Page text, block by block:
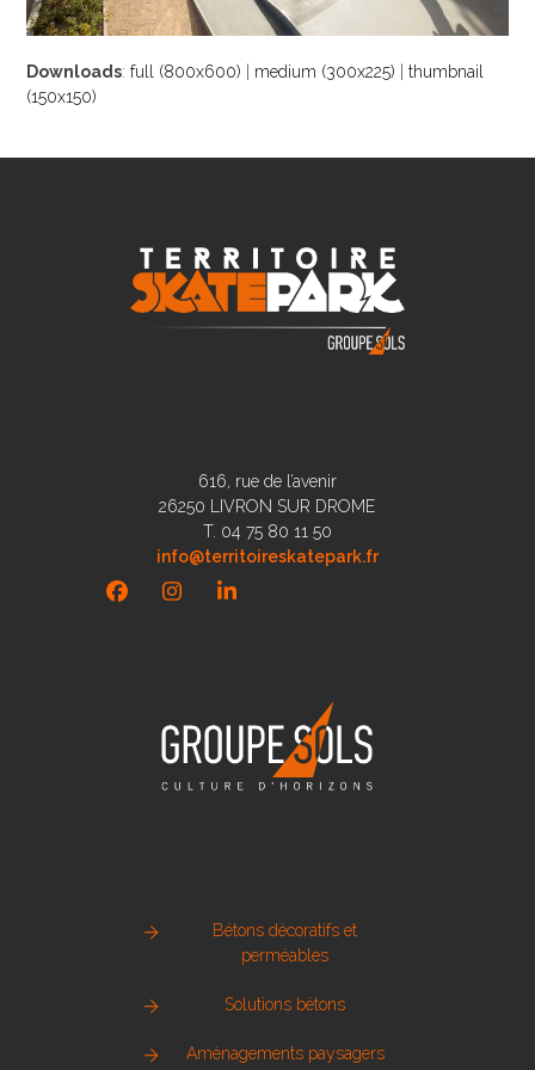
Downloads:full (800x600) medium (300x225) |thumbnail
(150x150)
616, rue de l’avenir
26250 LIVRON SUR DROME
T. 04 75 80 11 50
info@territoireskatepark.fr
FacebookInstagramLinkedIn
Bétons décoratifs et
perméables
Solutions bétons
Aménagements paysagers